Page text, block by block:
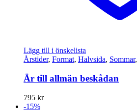
Lägg till i önskelista
Årstider, Format, Halvsida, Sommar,
Är till allmän beskådan
795 kr
-15%